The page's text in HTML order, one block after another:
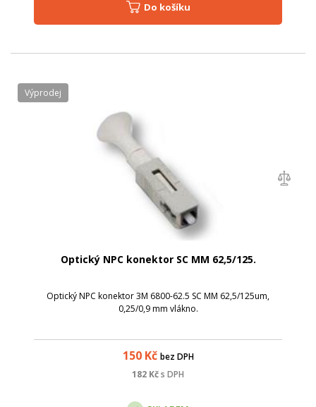
Do košíku
Optický NPC konektor SC MM 62,5/125.
Optický NPC konektor 3M 6800-62.5 SC MM 62,5/125um,
0,25/0,9 mm vlákno.
150Kč bez DPH
182 Kčs DPH
Výprodej